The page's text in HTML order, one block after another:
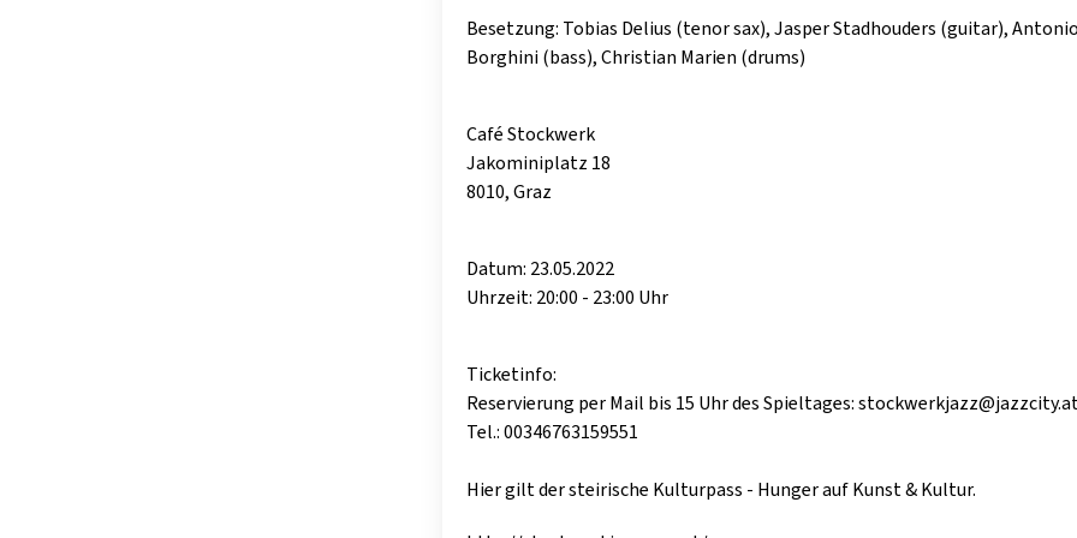
GOLD & PECH THEATER
Besetzung: Tobias Delius (tenor sax), Jasper Stadhouders (guitar),
Borghini (bass), Christian Marien (drums)
Café Stockwerk
Jakominiplatz 18
8010, Graz
Datum: 23.05.2022
Uhrzeit: 20:00 - 23:00 Uhr
Ticketinfo:
Reservierung per Mail bis 15 Uhr des Spieltages:
Tel.: 00346763159551
Hier gilt der steirische Kulturpass - Hunger auf Kunst & Kultur.